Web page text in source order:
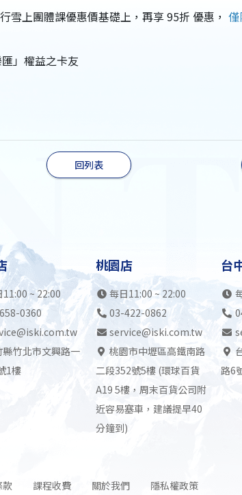
雪上團體課優惠價基礎上，再享 95折 優惠，
」權益之卡友
回列表
~ 22:00
0360
縣竹北市文興路一
1樓
桃園店
每日11:00 ~ 22:00
03-422-0862
service@iski.com.tw
桃園市中壢區高鐵南路
二段352號5樓 (環球百貨
A19 5樓，周末百貨公司附
近容易塞車，建議提早40
分鐘到)
台
路6
課程收費 關於我們 隱私權政策